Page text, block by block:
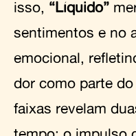
isso, “Líquido”
sentimentos e no
emocional,
dor como parte
faixas revelam